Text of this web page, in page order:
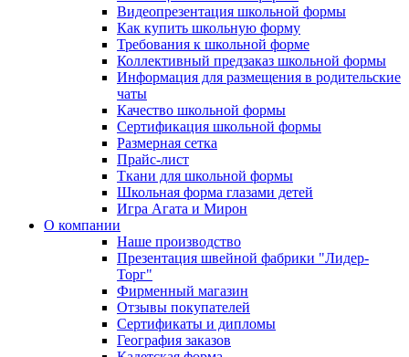
Видеопрезентация школьной формы
Как купить школьную форму
Требования к школьной форме
Коллективный предзаказ школьной формы
Информация для размещения в родительские
чаты
Качество школьной формы
Сертификация школьной формы
Размерная сетка
Прайс-лист
Ткани для школьной формы
Школьная форма глазами детей
Игра Агата и Мирон
О компании
Наше производство
Презентация швейной фабрики "Лидер-
Торг"
Фирменный магазин
Отзывы покупателей
Сертификаты и дипломы
География заказов